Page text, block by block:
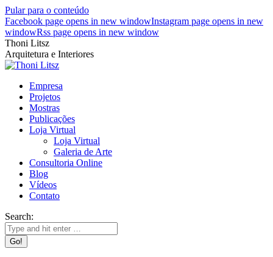
Pular para o conteúdo
Facebook page opens in new windowInstagram page opens in new
windowRss page opens in new window
Thoni Litsz
Arquitetura e Interiores
Empresa
Projetos
Mostras
Publicações
Loja Virtual
Loja Virtual
Galeria de Arte
Consultoria Online
Blog
Vídeos
Contato
Search: